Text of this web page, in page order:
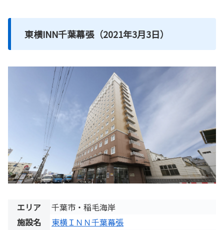
東横INN千葉幕張（2021年3月3日）
エリア
千葉市・稲毛海岸
施設名
東横ＩＮＮ千葉幕張